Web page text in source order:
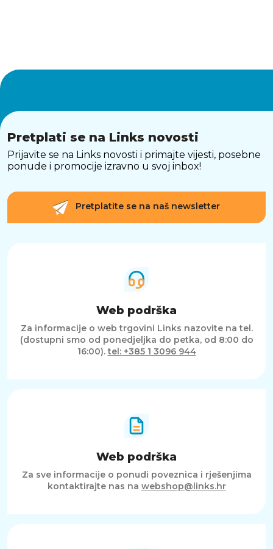
Pretplati se na Links novosti
Prijavite se na Links novosti i primajte vijesti, posebne
ponude i promocije izravno u svoj inbox!
Pretplatite se na naš newsletter
Web podrška
Za informacije o web trgovini Links nazovite na tel.
(dostupni smo od ponedjeljka do petka, od 8:00 do
16:00).tel: +385 1 3096 944
Web podrška
Za sve informacije o ponudi poveznica i rješenjima
kontaktirajte nas na webshop@links.hr